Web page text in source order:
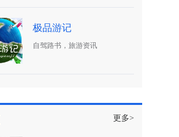
极品游记
自驾路书，旅游资讯
更多>